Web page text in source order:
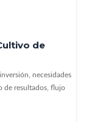
de
necesidades
de resultados, flujo